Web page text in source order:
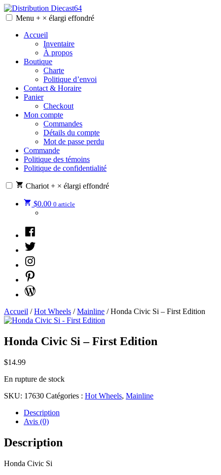
Skip
to
Distribution Diecast64
Une passion, un mode de vie.
Menu + × élargi effondré
Accueil
Inventaire
À propos
Boutique
Charte
Politique d’envoi
Contact & Horaire
Panier
Checkout
Mon compte
Commandes
Détails du compte
Mot de passe perdu
Commande
Politique des témoins
Politique de confidentialité
Chariot + × élargi effondré
$0.00 0 article
Facebook
Twitter
Instagram
Pinterest
WordPress
Accueil /Hot Wheels /Mainline / Honda Civic Si – First Edition
Honda Civic Si – First Edition
$14.99
En rupture de stock
SKU: 17630 Catégories : Hot Wheels, Mainline
Description
Avis (0)
Description
Honda Civic Si